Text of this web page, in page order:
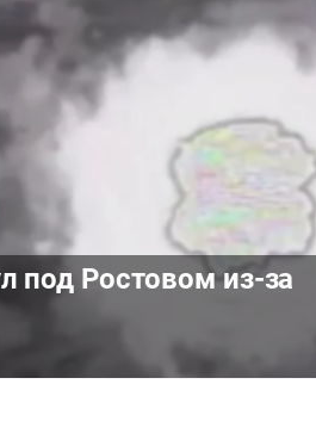
под Ростовом из-за